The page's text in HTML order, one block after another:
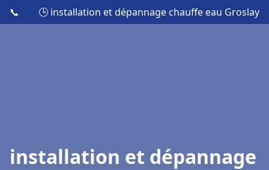
📞 🕒 installation et dépannage chauffe eau Groslay
installation et dépannage